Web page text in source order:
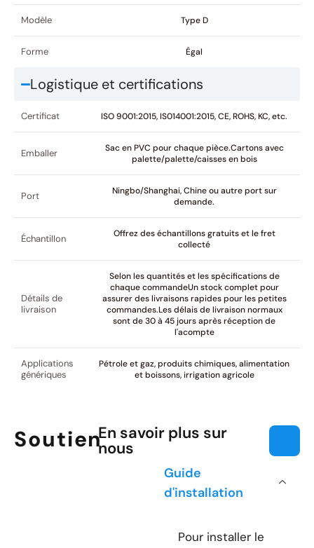
Modèle Type D
Forme Égal
Logistique et certifications
Certificat ISO 9001:2015, IS014001:2015, CE, ROHS, KC, etc.
Emballer
Sac en PVC pour chaque pièce.Cartons avec
palette/palette/caisses en bois
Port
Ningbo/Shanghai, Chine ou autre port sur
demande.
Échantillon
Offrez des échantillons gratuits et le fret
collecté
Détails de
livraison
Selon les quantités et les spécifications de
chaque commandeUn stock complet pour
assurer des livraisons rapides pour les petites
commandes.Les délais de livraison normaux
sont de 30 à 45 jours après réception de
l'acompte
Applications
génériques
Pétrole et gaz, produits chimiques, alimentation
et boissons, irrigation agricole
SoutienEn savoir plus sur
nous
Guide
d'installation
Pour installer le